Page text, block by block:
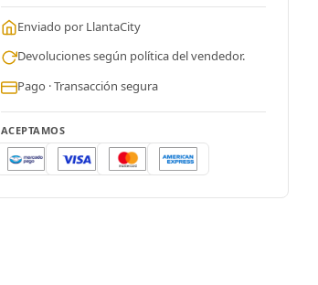
Enviado por LlantaCity
Devoluciones según política del vendedor.
Pago · Transacción segura
ACEPTAMOS